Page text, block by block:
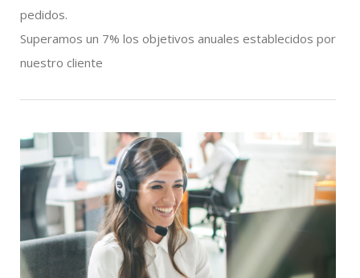
pedidos.
Superamos un 7% los objetivos anuales establecidos por
nuestro cliente